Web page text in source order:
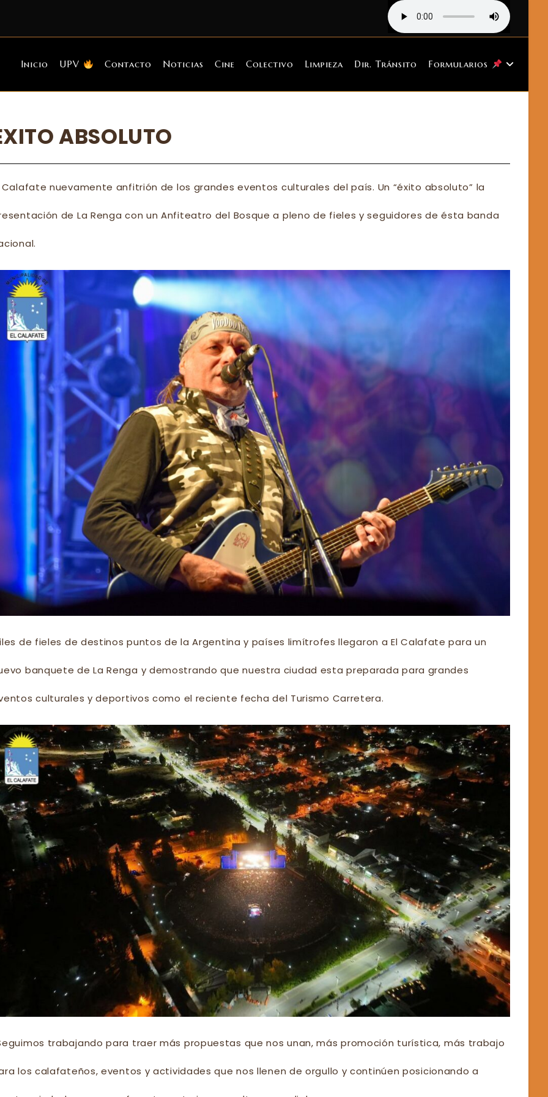
Inicio UPV Contacto Noticias Cine Colectivo Limpieza Dir. Tránsito Formularios
ABSOLUTO
Calafate nuevamente anfitrión de los grandes eventos culturales del país. Un “éxito absoluto” la
de La Renga con un Anfiteatro del Bosque a pleno de fieles y seguidores de ésta banda
de fieles de destinos puntos de la Argentina y países limítrofes llegaron a El Calafate para un
banquete de La Renga y demostrando que nuestra ciudad esta preparada para grandes
culturales y deportivos como el reciente fecha del Turismo Carretera.
trabajando para traer más propuestas que nos unan, más promoción turística, más trabajo
los calafateños, eventos y actividades que nos llenen de orgullo y continúen posicionando a